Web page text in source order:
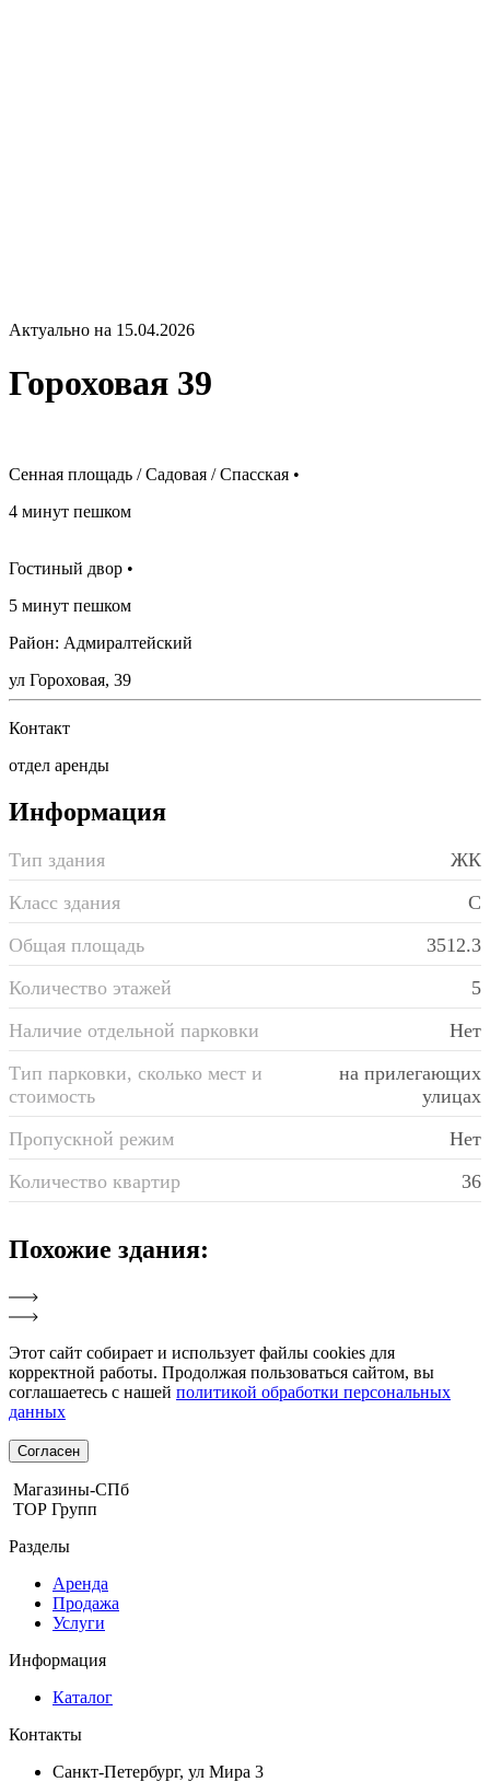
Актуально на 15.04.2026
Гороховая 39
Сенная площадь / Садовая / Спасская •
4 минут пешком
Гостиный двор •
5 минут пешком
Район: Адмиралтейский
ул Гороховая, 39
Контакт
отдел аренды
Информация
Тип здания
ЖК
Класс здания
C
Общая площадь
3512.3
Количество этажей
5
Наличие отдельной парковки
Нет
Тип парковки, сколько мест и
стоимость
на прилегающих
улицах
Пропускной режим
Нет
Количество квартир
36
Похожие здания:
Этот сайт собирает и использует файлы cookies для
корректной работы. Продолжая пользоваться сайтом, вы
соглашаетесь с нашей политикой обработки персональных
данных
Согласен
Магазины-СПб
ТОР Групп
Разделы
Аренда
Продажа
Услуги
Информация
Каталог
Контакты
Санкт-Петербург, ул Мира 3